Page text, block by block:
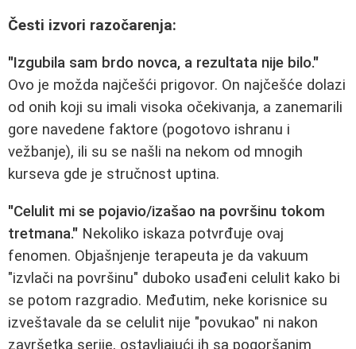
Česti izvori razočarenja:
"Izgubila sam brdo novca, a rezultata nije bilo."
Ovo je možda najčešći prigovor. On najčešće dolazi
od onih koji su imali visoka očekivanja, a zanemarili
gore navedene faktore (pogotovo ishranu i
vežbanje), ili su se našli na nekom od mnogih
kurseva gde je stručnost uptina.
"Celulit mi se pojavio/izašao na površinu tokom
tretmana." Nekoliko iskaza potvrđuje ovaj
fenomen. Objašnjenje terapeuta je da vakuum
"izvlači na površinu" duboko usađeni celulit kako bi
se potom razgradio. Međutim, neke korisnice su
izveštavale da se celulit nije "povukao" ni nakon
završetka serije, ostavljajući ih sa pogoršanim